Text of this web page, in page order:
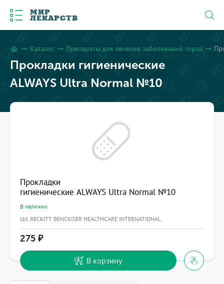
МИР
ЛЕКАРСТВ
home arrow_right_alt Каталог arrow_right_alt Препараты для лечения заболеваний горла arrow_right_alt
Прокладки гигиенические
ALWAYS Ultra Normal №10
Прокладки
гигиенические ALWAYS Ultra Normal №10
В наличии
Ltd. RECKITT BENCKISER HEALTHCARE INTERNATIONAL
275
В корзину